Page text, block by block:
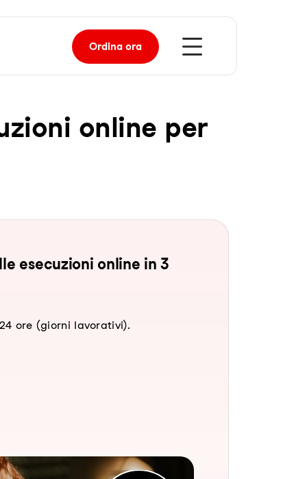
Ordinaora
on­line per
esecuzioni online in 3
ore (giorni lavorativi).